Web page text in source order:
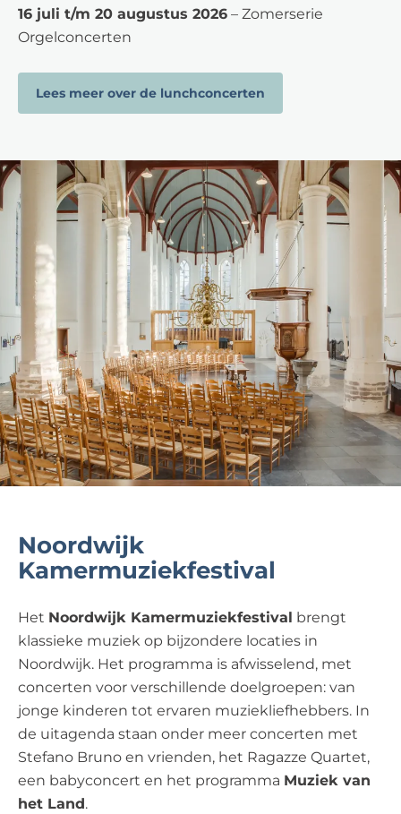
16 juli t/m 20 augustus 2026 – Zomerserie
Orgelconcerten
Lees meer over de lunchconcerten
Noordwijk
Kamermuziekfestival
Het Noordwijk Kamermuziekfestival brengt
klassieke muziek op bijzondere locaties in
Noordwijk. Het programma is afwisselend, met
concerten voor verschillende doelgroepen: van
jonge kinderen tot ervaren muziekliefhebbers. In
de uitagenda staan onder meer concerten met
Stefano Bruno en vrienden, het Ragazze Quartet,
een babyconcert en het programma Muziek van
het Land.